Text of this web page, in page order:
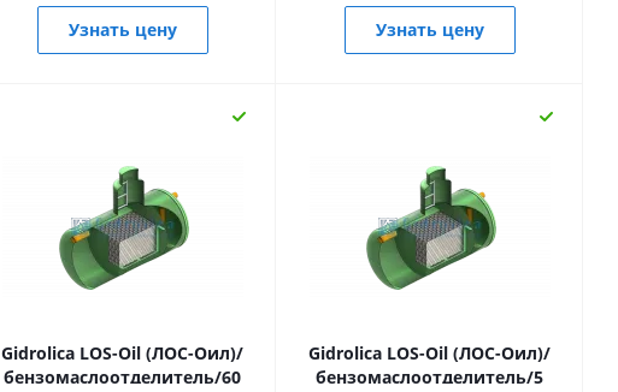
Узнать цену Узнать цену
Gidrolica LOS-Oil (ЛОС-Оил)/
бензомаслоотделитель/60
Gidrolica LOS-Oil (ЛОС-Оил)/
бензомаслоотделитель/5